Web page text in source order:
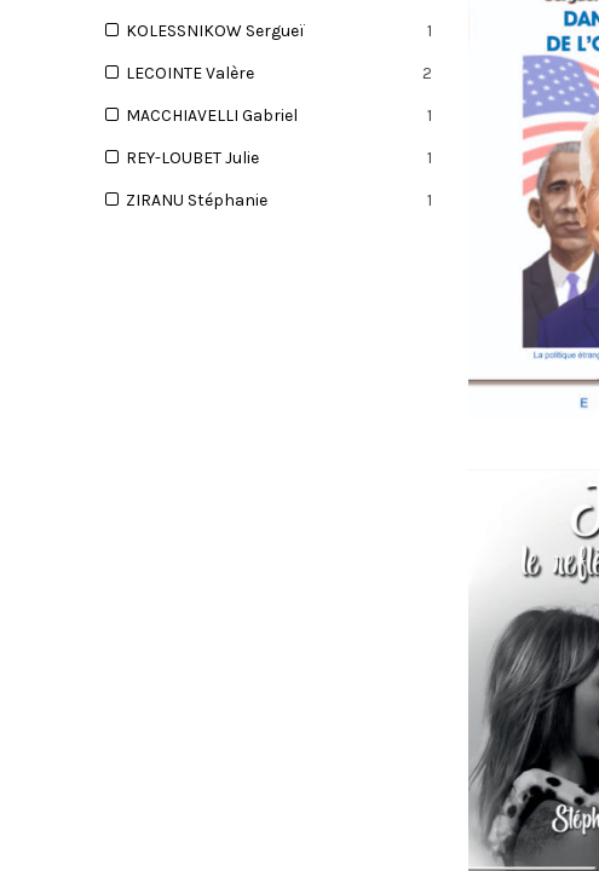
KOLESSNIKOW Sergueï 1
LECOINTE Valère 2
MACCHIAVELLI Gabriel 1
REY-LOUBET Julie 1
ZIRANU Stéphanie 1